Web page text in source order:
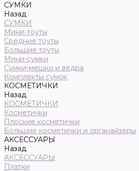
СУМКИ
Назад
СУМКИ
Мини-тоуты
Средние тоуты
Большие тоуты
Мини-сумки
Сумки-мешки и ведра
Комплекты сумок
КОСМЕТИЧКИ
Назад
КОСМЕТИЧКИ
Косметички
Плоские косметички
Большие косметички и органайзеры
АКСЕССУАРЫ
Назад
АКСЕССУАРЫ
Платки